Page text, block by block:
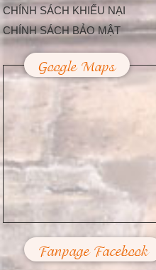
CHÍNH SÁCH KHIẾU NẠI
CHÍNH SÁCH BẢO MẬT
Google Maps
Fanpage Facebook